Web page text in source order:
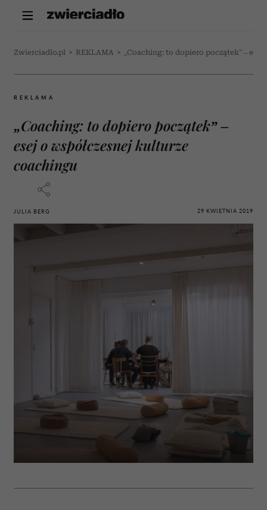
Zwierciadlo.pl > REKLAMA > „Coaching: to dopiero początek” –
REKLAMA
„Coaching: to dopiero początek” –
esej o współczesnej kulturze
coachingu
JULIA BERG 29 KWIETNIA 2019